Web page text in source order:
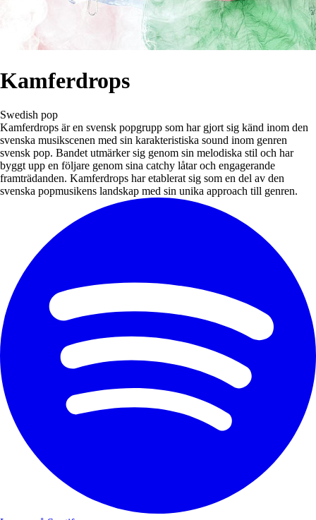
Kamferdrops
Swedish pop
Kamferdrops är en svensk popgrupp som har gjort sig känd inom den
svenska musikscenen med sin karakteristiska sound inom genren
svensk pop. Bandet utmärker sig genom sin melodiska stil och har
byggt upp en följare genom sina catchy låtar och engagerande
framträdanden. Kamferdrops har etablerat sig som en del av den
svenska popmusikens landskap med sin unika approach till genren.